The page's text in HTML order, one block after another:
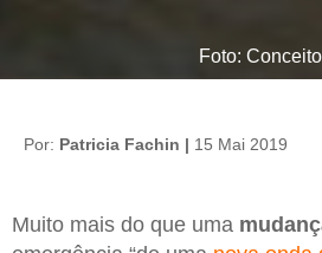
Foto:
Por: Patricia Fachin | 15 Mai 2019
Muito mais do que uma